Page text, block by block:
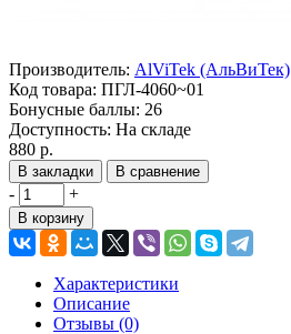
Производитель: AlViTek (АльВиТек)
Код товара: ПГЛ-4060~01
Бонусные баллы: 26
Доступность: На складе
880 р.
В закладки В сравнение
- +
В корзину
Характеристики
Описание
Отзывы (0)